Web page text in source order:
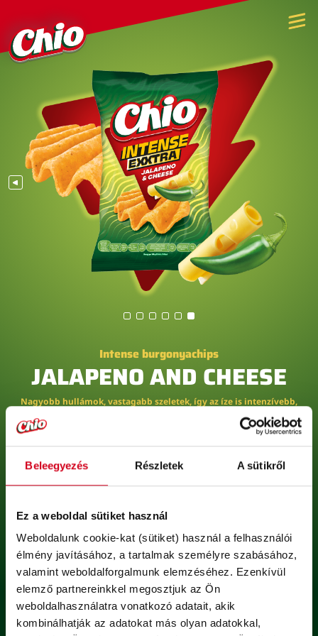
Beleegyezés Részletek A sütikről
Ez a weboldal sütiket használ
Weboldalunk cookie-kat (sütiket) használ a felhasználói
élmény javításához, a tartalmak személyre szabásához,
valamint weboldalforgalmunk elemzéséhez. Ezenkívül
elemző partnereinkkel megosztjuk az Ön
weboldalhasználatra vonatkozó adatait, akik
kombinálhatják az adatokat más olyan adatokkal,
Intense burgonyachips
JALAPENO AND CHEESE
Nagyobb hullámok, vastagabb szeletek, így az íze is intenzívebb,
Kiszerelés: 55 g
ÖSSZETEVŐK
Burgonya (63 %), növényi olajok (napraforgó, repce változó
arányban), étkezési só, cukor, SAJTPOR (0,5 %), természetes